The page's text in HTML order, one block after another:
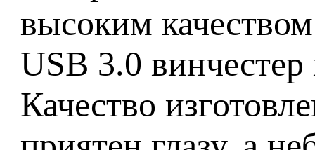
высоким
USB 3.0
Качество